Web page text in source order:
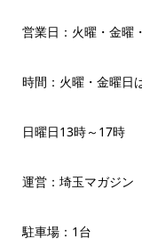
営業日：火曜・金曜
時間：火曜・金曜日
日曜日13時～17時
運営：埼玉マガジン
駐車場：1台